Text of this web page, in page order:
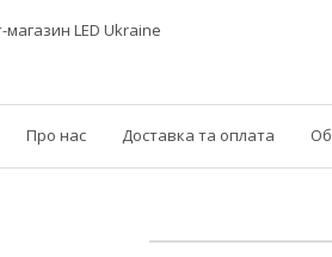
магазин LED Ukraine
Про нас Доставка та оплата